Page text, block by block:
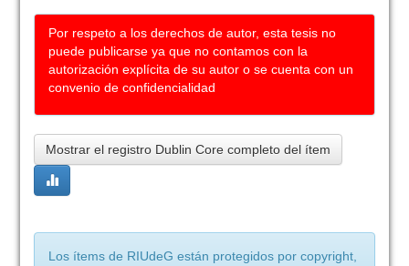
Por respeto a los derechos de autor, esta tesis no
puede publicarse ya que no contamos con la
autorización explícita de su autor o se cuenta con un
convenio de confidencialidad
Mostrar el registro Dublin Core completo del ítem
Los ítems de RIUdeG están protegidos por copyright,